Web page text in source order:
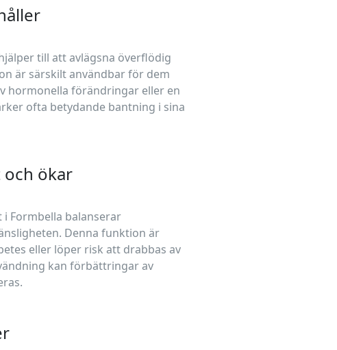
till att avlägsna överflödig
är särskilt användbar för dem
hormonella förändringar eller en
ofta betydande bantning i sina
ökar
i Formbella balanserar
Denna funktion är
eller löper risk att drabbas av
kan förbättringar av